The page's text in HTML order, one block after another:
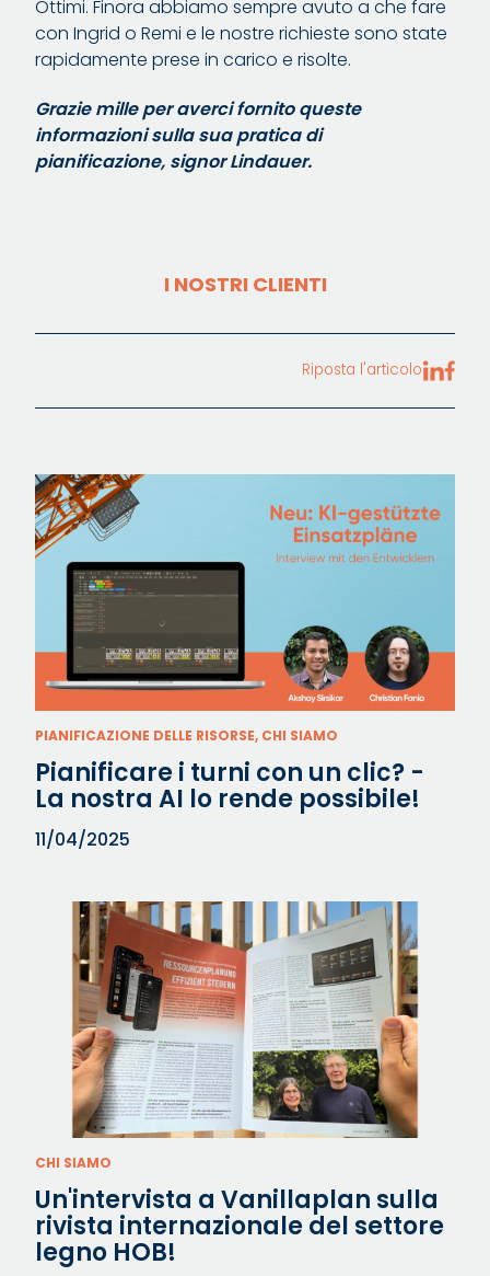
Ottimi. Finora abbiamo sempre avuto a che fare
con Ingrid o Remi e le nostre richieste sono state
rapidamente prese in carico e risolte.
Grazie mille per averci fornito queste
informazioni sulla sua pratica di
pianificazione, signor Lindauer.
I NOSTRI CLIENTI
Riposta l'articolo
PIANIFICAZIONE DELLE RISORSE, CHI SIAMO
Pianificare i turni con un clic? -
La nostra AI lo rende possibile!
11/04/2025
CHI SIAMO
Un'intervista a Vanillaplan sulla
rivista internazionale del settore
legno HOB!